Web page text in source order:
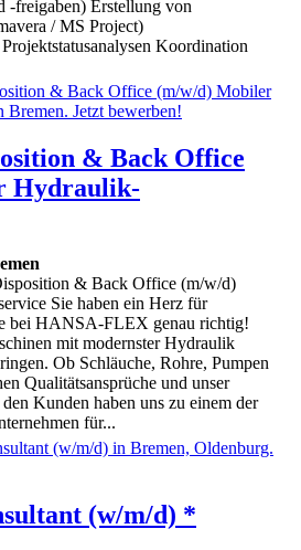
-freigaben) Erstellung von
/ MS Project)
Koordination
& Back Office
Hydraulik-
& Back Office (m/w/d)
Sie haben ein Herz für
bei HANSA-FLEX genau richtig!
mit modernster Hydraulik
Ob Schläuche, Rohre, Pumpen
Qualitätsansprüche und unser
Kunden haben uns zu einem der
für...
(w/m/d) *